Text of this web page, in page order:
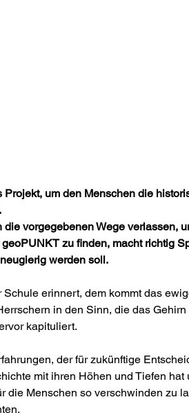
um den Menschen die
vorgegebenen Wege verlassen,
zu finden, macht richtig
werden soll.
erinnert, dem kommt das
in den Sinn, die das Gehirn
kapituliert.
der für zukünftige
mit ihren Höhen und Tiefen
die Menschen so verschwinden zu